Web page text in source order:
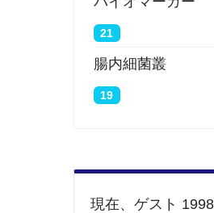
21
腸内細菌叢
19
現在、ゲスト